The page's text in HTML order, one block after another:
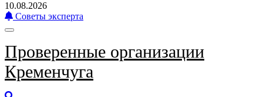
10.08.2026
Советы эксперта
Проверенные организации
Кременчуга